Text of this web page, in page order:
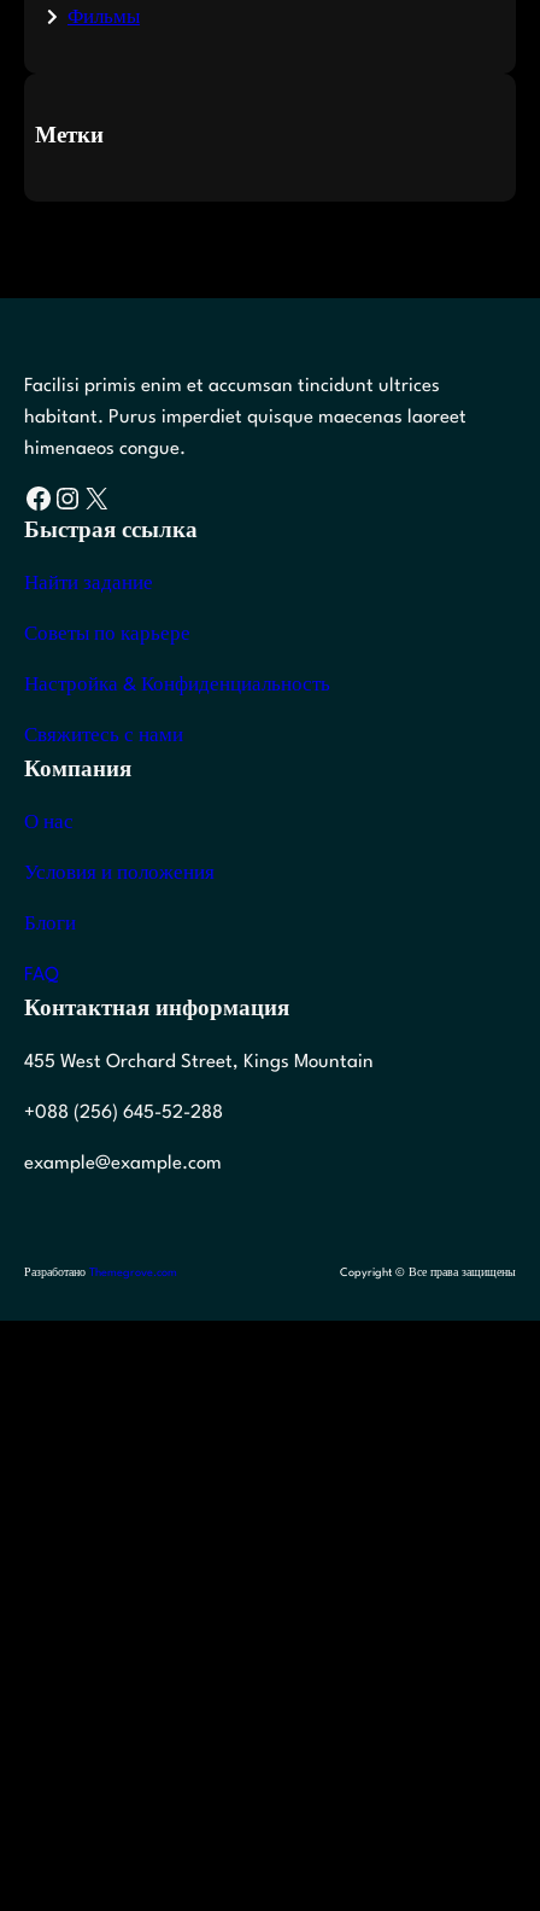
Фильмы
Метки
Facilisi primis enim et accumsan tincidunt ultrices
habitant. Purus imperdiet quisque maecenas laoreet
himenaeos congue.
Facebook Instagram X
Быстрая ссылка
Найти задание
Советы по карьере
Настройка & Конфиденциальность
Свяжитесь с нами
Компания
О нас
Условия и положения
Блоги
FAQ
Контактная информация
455 West Orchard Street, Kings Mountain
+088 (256) 645-52-288
example@example.com
Разработано Themegrove.com Copyright © Все права защищены